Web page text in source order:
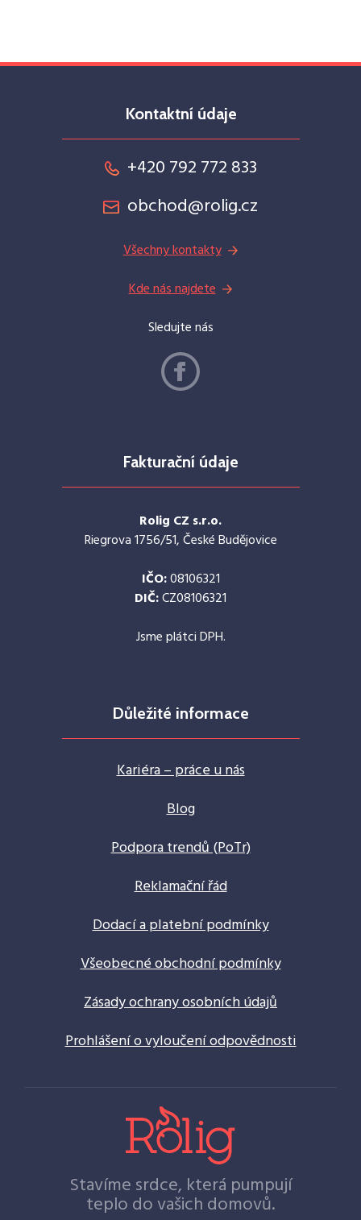
Kontaktní údaje
+420 792 772 833
obchod@rolig.cz
Všechny kontakty
Kde nás najdete
Sledujte nás
Fakturační údaje
Rolig CZ s.r.o.
Riegrova 1756/51, České Budějovice
IČO:08106321
DIČ:CZ08106321
Jsme plátci DPH.
Důležité informace
Kariéra – práce u nás
Blog
Podpora trendů (PoTr)
Reklamační řád
Dodací a platební podmínky
Všeobecné obchodní podmínky
Zásady ochrany osobních údajů
Prohlášení o vyloučení odpovědnosti
Stavíme srdce, která pumpují
teplo do vašich domovů.